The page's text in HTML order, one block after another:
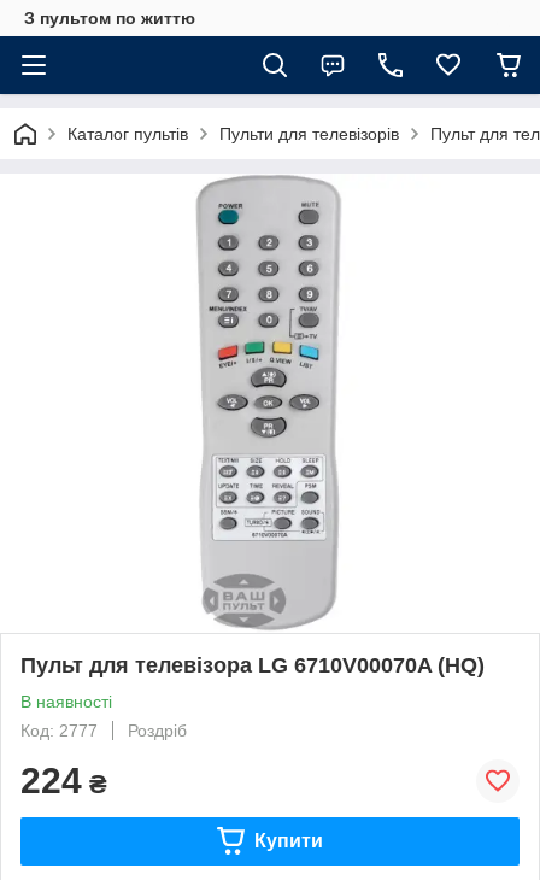
З пультом по життю
Каталог пультів Пульти для телевізорів Пульт для
Пульт для телевізора LG 6710V00070A (HQ)
В наявності
Код: 2777
Роздріб
224 ₴
Купити